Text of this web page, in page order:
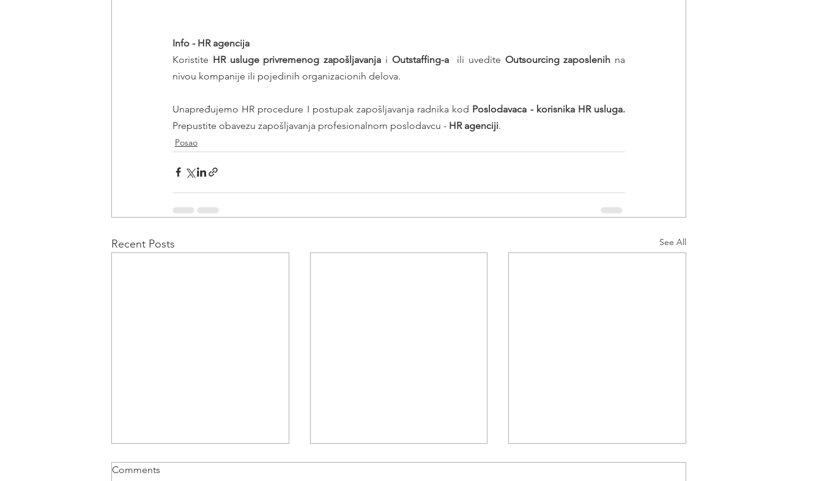
Info - HR agencija
Koristite HR usluge privremenog zapošljavanja i Outstaffing-a
  ili uvedite
Outsourcing zaposlenih na
nivou kompanije ili pojedinih organizacionih delova.
Unapređujemo HR procedure I postupak zapošljavanja radnika kod
Prepustite obavezu zapošljavanja profesionalnom poslodavcu - HR agenciji.
Posao
Recent Posts See All
Comments